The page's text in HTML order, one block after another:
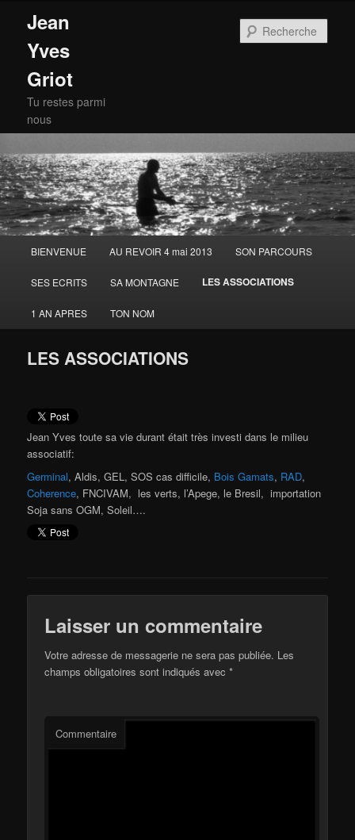
Jean
Yves
Griot
Tu restes parmi
nous
principal
Aller
au
contenu
principal
BIENVENUE AU REVOIR 4 mai 2013 SON PARCOURS
SES ECRITS SA MONTAGNE LES ASSOCIATIONS
1 AN APRES TON NOM
LES ASSOCIATIONS
Jean Yves toute sa vie durant était très investi dans le milieu
associatif:
Germinal, Aldis, GEL, SOS cas difficile, Bois Gamats, RAD,
Coherence, FNCIVAM, les verts, l’Apege, le Bresil, importation
Soja sans OGM, Soleil….
Laisser un commentaire
Votre adresse de messagerie ne sera pas publiée. Les
champs obligatoires sont indiqués avec*
Commentaire